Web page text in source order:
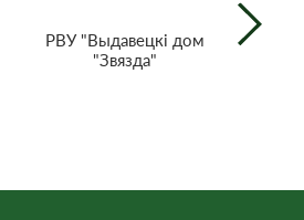
РВУ "Выдавецкі дом
"Звязда"